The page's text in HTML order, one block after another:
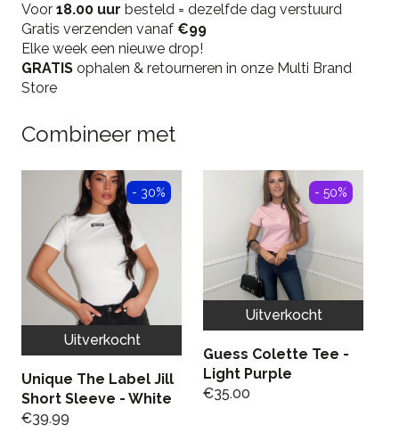
-
Silver
quantity
Voor 18.00 uur besteld = dezelfde dag verstuurd
Gratis verzenden vanaf €99
Elke week een nieuwe drop!
GRATIS ophalen & retourneren in onze Multi Brand
Store
Combineer met
Uitverkocht
- 30%
Unique The Label Jill
Short Sleeve - White
€39.99
Uitverkocht
- 50%
Guess Colette Tee -
Light Purple
€35.00